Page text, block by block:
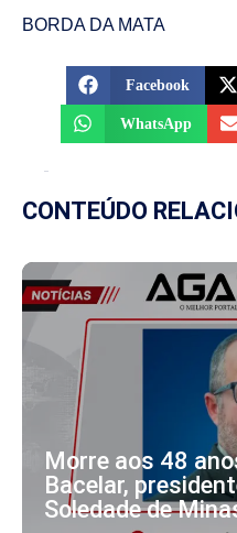
BORDA DA MATA
Facebook
WhatsApp
CONTEÚDO
Morre aos 48
Bacelar,
Soledade de